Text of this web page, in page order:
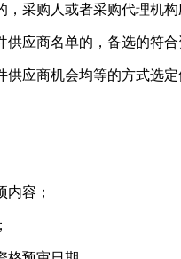
购人或者采购代理机构
商名单的，备选的符合
商机会均等的方式选
容；